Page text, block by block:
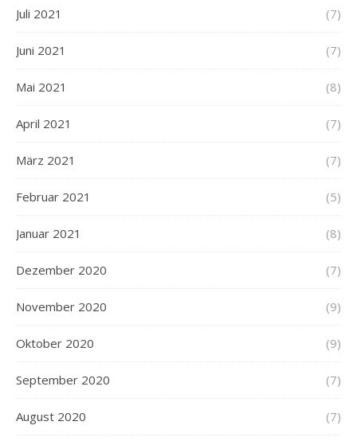
Juli 2021 (7)
Juni 2021 (7)
Mai 2021 (8)
April 2021 (7)
März 2021 (7)
Februar 2021 (5)
Januar 2021 (8)
Dezember 2020 (7)
November 2020 (9)
Oktober 2020 (9)
September 2020 (7)
August 2020 (7)